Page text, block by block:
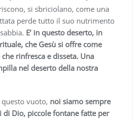
si sbriciolano, come una
perde tutto il suo nutrimento
E’ in questo deserto, in
che Gesù si offre come
che rinfresca e disseta. Una
nel deserto della nostra
vuoto, noi siamo sempre
di Dio, piccole fontane fatte per